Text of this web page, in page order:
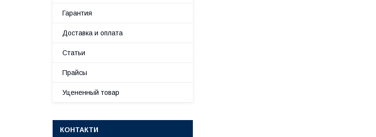
Гарантия
Доставка и оплата
Статьи
Прайсы
Уцененный товар
КОНТАКТИ